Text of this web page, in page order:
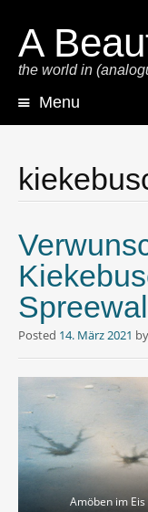
A
the world in
Menu
Posted 14. März 2021 by
Amöben im Eis